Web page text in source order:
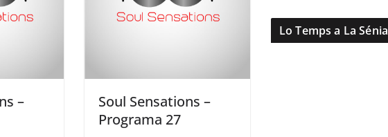
–
Soul Sensations –
Programa 27
Lo Temps a La Sénia